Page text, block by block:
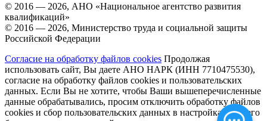
© 2016 — 2026, АНО «Национальное агентство развития
квалификаций»
© 2016 — 2026, Министерство труда и социальной защиты
Российской Федерации
Согласие на обработку файлов cookies Продолжая
использовать сайт, Вы даете АНО НАРК (ИНН 7710475530),
согласие на обработку файлов cookies и пользовательских
данных. Если Вы не хотите, чтобы Ваши вышеперечисленные
данные обрабатывались, просим отключить обработку файлов
cookies и сбор пользовательских данных в настройках Вашего